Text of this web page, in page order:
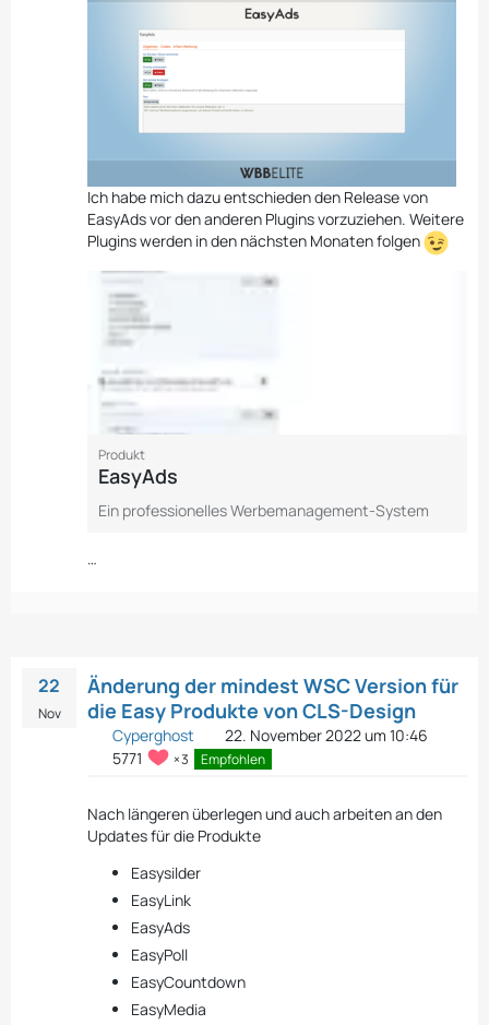
Ich habe mich dazu entschieden den Release von
EasyAds vor den anderen Plugins vorzuziehen. Weitere
Plugins werden in den nächsten Monaten folgen
Produkt
EasyAds
Ein professionelles Werbemanagement-System
…
22
Nov
Änderung der mindest WSC Version für
die Easy Produkte von CLS-Design
Cyperghost
22. November 2022 um 10:46
5771
3 Empfohlen
Nach längeren überlegen und auch arbeiten an den
Updates für die Produkte
Easysilder
EasyLink
EasyAds
EasyPoll
EasyCountdown
EasyMedia